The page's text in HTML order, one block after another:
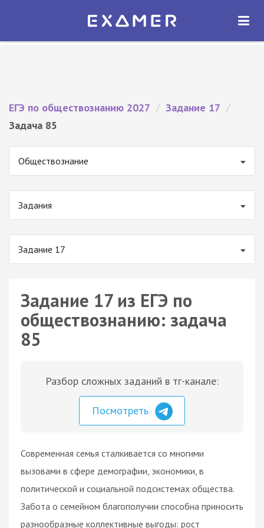
Экзамер — ЕГЭ 2027
ОТКРЫТЬ
ЕГЭ по обществознанию 2027 / Задание 17 /
Задача 85
Обществознание
Задания
Задание 17
Задание 17 из ЕГЭ по
обществознанию: задача
85
Разбор сложных заданий в тг-канале:
Посмотреть
Современная семья сталкивается со многими
вызовами в сфере демографии, экономики, в
политической и социальной подсистемах общества.
Забота о семейном благополучии способна приносить
разнообразные коллективные выгоды: рост